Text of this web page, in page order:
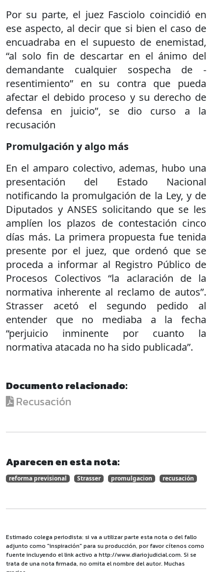
Por su parte, el juez Fasciolo coincidió en
ese aspecto, al decir que si bien el caso de
encuadraba en el supuesto de enemistad,
“al solo fin de descartar en el ánimo del
demandante cualquier sospecha de -
resentimiento” en su contra que pueda
afectar el debido proceso y su derecho de
defensa en juicio”, se dio curso a la
recusación
Promulgación y algo más
En el amparo colectivo, ademas, hubo una
presentación del Estado Nacional
notificando la promulgación de la Ley, y de
Diputados y ANSES solicitando que se les
amplíen los plazos de contestación cinco
días más. La primera propuesta fue tenida
presente por el juez, que ordenó que se
proceda a informar al Registro Público de
Procesos Colectivos “la aclaración de la
normativa inherente al reclamo de autos”.
Strasser acetó el segundo pedido al
entender que no mediaba a la fecha
“perjuicio inminente por cuanto la
normativa atacada no ha sido publicada”.
Documento relacionado:
Recusación
Aparecen en esta nota:
reforma previsional Strasser promulgacion recusación
Estimado colega periodista: si va a utilizar parte esta nota o del fallo
adjunto como "inspiración" para su producción, por favor cítenos como
fuente incluyendo el link activo a http://www.diariojudicial.com. Si se
trata de una nota firmada, no omita el nombre del autor. Muchas